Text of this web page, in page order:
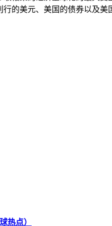
的美元、美国的债券以及美
热点）